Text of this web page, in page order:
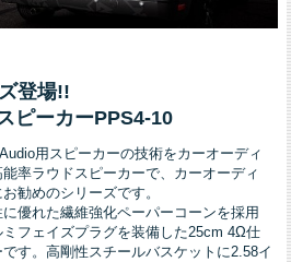
登場!!
ピーカーPPS4-10
用スピーカーの技術をカーオーディ
率ラウドスピーカーで、カーオーディ
勧めのシリーズです。
優れた繊維強化ペーパーコーンを採用
フェイズプラグを装備した25cm 4Ω仕
す。高剛性スチールバスケットに2.58イ